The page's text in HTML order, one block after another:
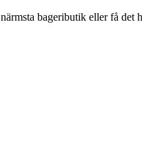
bageributik eller få det